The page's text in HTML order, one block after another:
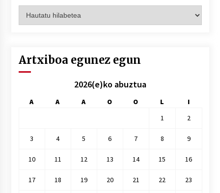
hilez
Artxiboa egunez egun
2026(e)ko abuztua
A A A O O L
I
1
2
3 4 5 6 7 8 9
10 11 12 13 14 15 16
17 18 19 20 21 22 23